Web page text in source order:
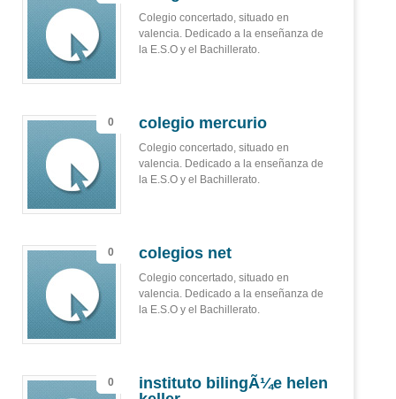
Colegio concertado, situado en
valencia. Dedicado a la enseñanza de
la E.S.O y el Bachillerato.
0 colegio mercurio
Colegio concertado, situado en
valencia. Dedicado a la enseñanza de
la E.S.O y el Bachillerato.
0 colegios net
Colegio concertado, situado en
valencia. Dedicado a la enseñanza de
la E.S.O y el Bachillerato.
0
instituto bilingÃ¼e helen